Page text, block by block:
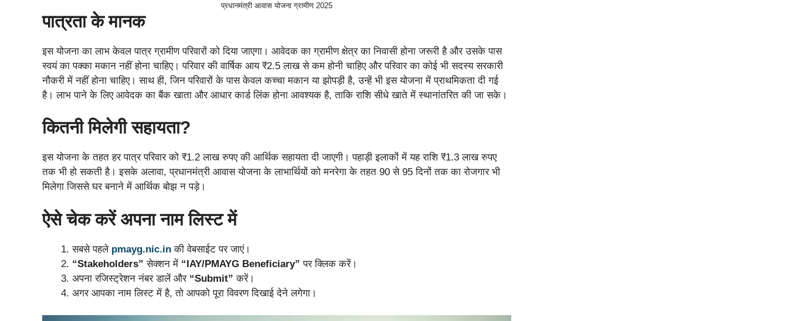
प्रधानमंत्री आवास योजना ग्रामीण 2025
पात्रता के मानक
इस योजना का लाभ केवल पात्र ग्रामीण परिवारों को दिया जाएगा। आवेदक का ग्रामीण क्षेत्र का निवासी होना जरूरी है और उसके पास
स्वयं का पक्का मकान नहीं होना चाहिए। परिवार की वार्षिक आय ₹2.5 लाख से कम होनी चाहिए और परिवार का कोई भी सदस्य सरकारी
नौकरी में नहीं होना चाहिए। साथ ही, जिन परिवारों के पास केवल कच्चा मकान या झोपड़ी है, उन्हें भी इस योजना में प्राथमिकता दी गई
है। लाभ पाने के लिए आवेदक का बैंक खाता और आधार कार्ड लिंक होना आवश्यक है, ताकि राशि सीधे खाते में स्थानांतरित की जा सके।
कितनी मिलेगी सहायता?
इस योजना के तहत हर पात्र परिवार को ₹1.2 लाख रुपए की आर्थिक सहायता दी जाएगी। पहाड़ी इलाकों में यह राशि ₹1.3 लाख रुपए
तक भी हो सकती है। इसके अलावा, प्रधानमंत्री आवास योजना के लाभार्थियों को मनरेगा के तहत 90 से 95 दिनों तक का रोजगार भी
मिलेगा जिससे घर बनाने में आर्थिक बोझ न पड़े।
ऐसे चेक करें अपना नाम लिस्ट में
सबसे पहले pmayg.nic.in की वेबसाईट पर जाएं।
“Stakeholders”सेक्शन में “IAY/PMAYG Beneficiary”पर क्लिक करें।
अपना रजिस्ट्रेशन नंबर डालें और“Submit”करें।
अगर आपका नाम लिस्ट में है, तो आपको पूरा विवरण दिखाई देने लगेगा।